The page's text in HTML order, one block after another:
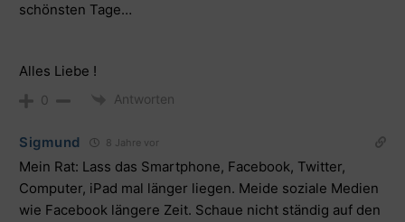
schönsten Tage…
Alles Liebe !
0 Antworten
Sigmund 8 Jahre vor
Mein Rat: Lass das Smartphone, Facebook, Twitter,
Computer, iPad mal länger liegen. Meide soziale Medien
wie Facebook längere Zeit. Schaue nicht ständig auf den